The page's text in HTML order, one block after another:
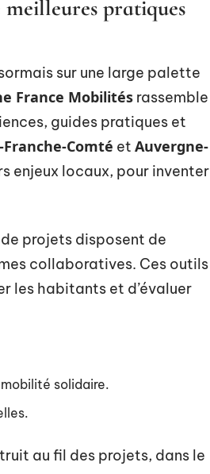
meilleures pratiques
sur une large palette
France Mobilités rassemble
guides pratiques et
Comté et Auvergne-
enjeux locaux, pour inventer
projets disposent de
collaboratives. Ces outils
les habitants et d’évaluer
solidaire.
au fil des projets, dans le